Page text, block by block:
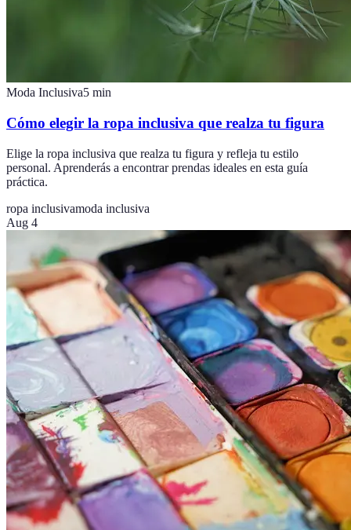
Moda Inclusiva5 min
Cómo elegir la ropa inclusiva que realza tu figura
Elige la ropa inclusiva que realza tu figura y refleja tu estilo
personal. Aprenderás a encontrar prendas ideales en esta guía
práctica.
ropa inclusivamoda inclusiva
Aug 4